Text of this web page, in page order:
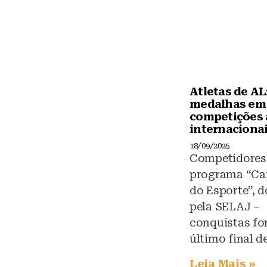
Atletas de
medalhas em
competições
18/09/2025
programa
do Esporte”,
pela SELAJ –
conquistas
último final
Leia Mais »